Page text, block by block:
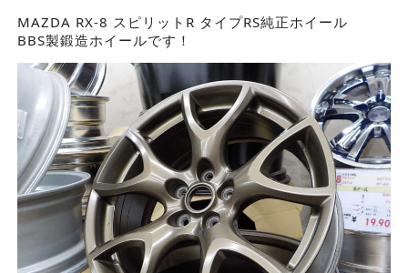
MAZDA RX-8 スピリットR タイプRS純正ホイール
BBS製鍛造ホイールです！